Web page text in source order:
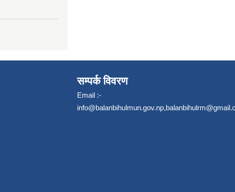
सम्पर्क विवरण
Email :-
info@balanbihulmun.gov.np,